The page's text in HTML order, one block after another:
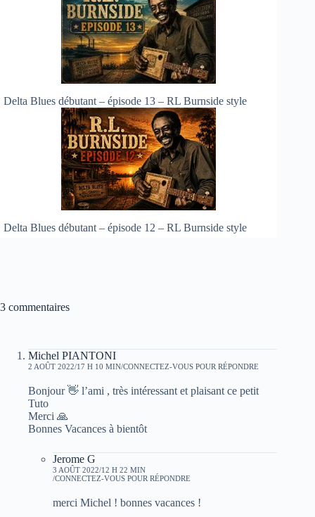
Delta Blues débutant – épisode 13 – RL Burnside style
Delta Blues débutant – épisode 12 – RL Burnside style
3 commentaires
Michel PIANTONI
2 AOÛT 2022/17 H 10 MIN CONNECTEZ-VOUS POUR RÉPONDRE
Bonjour 👋 l’ami , très intéressant et plaisant ce petit
Tuto
Merci 🙏
Bonnes Vacances à bientôt
Jerome G
3 AOÛT 2022/12 H 22 MIN
CONNECTEZ-VOUS POUR RÉPONDRE
merci Michel ! bonnes vacances !